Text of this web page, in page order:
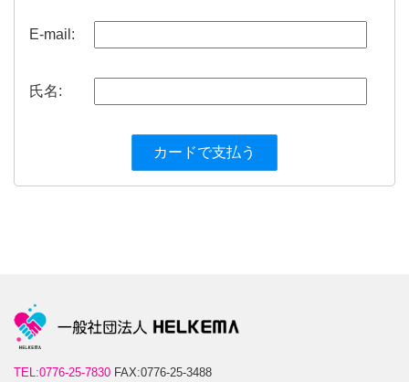
E-mail:
氏名:
TEL:0776-25-7830 FAX:0776-25-3488